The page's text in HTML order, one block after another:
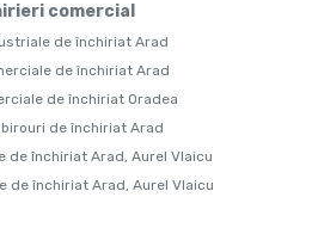
comercial
de închiriat Arad
de închiriat Arad
de închiriat Oradea
de închiriat Arad
de închiriat Arad, Aurel Vlaicu
de închiriat Arad, Aurel Vlaicu